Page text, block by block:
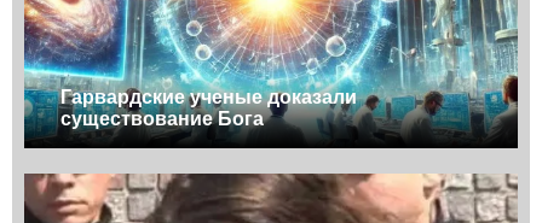
Гарвардские ученые доказали
существование Бога